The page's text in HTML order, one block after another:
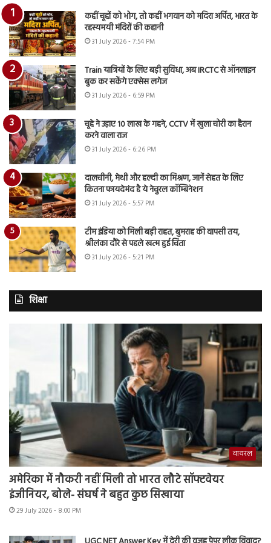
कहीं चूहों को भोग, तो कहीं भगवान को मदिरा अर्पित, भारत के
रहस्यमयी मंदिरों की कहानी
31 July 2026 - 7:54 PM
Train यात्रियों के लिए बड़ी सुविधा, अब IRCTC से ऑनलाइन
बुक कर सकेंगे एक्सेस लगेज
31 July 2026 - 6:59 PM
चूहे ने उड़ाए 10 लाख के गहने, CCTV में खुला चोरी का हैरान
करने वाला राज
31 July 2026 - 6:26 PM
दालचीनी, मेथी और हल्दी का मिश्रण, जानें सेहत के लिए
कितना फायदेमंद है ये नेचुरल कॉम्बिनेशन
31 July 2026 - 5:57 PM
टीम इंडिया को मिली बड़ी राहत, बुमराह की वापसी तय,
श्रीलंका दौरे से पहले खत्म हुई चिंता
31 July 2026 - 5:21 PM
शिक्षा
वायरल
अमेरिका में नौकरी नहीं मिली तो भारत लौटे सॉफ्टवेयर
इंजीनियर, बोले- संघर्ष ने बहुत कुछ सिखाया
29 July 2026 - 8:00 PM